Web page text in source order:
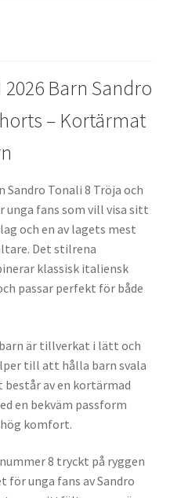
Barn Sandro
– Kortärmat
Tonali 8 Tröja och
fans som vill visa sitt
och en av lagets mest
Det stilrena
klassisk italiensk
passar perfekt för både
är tillverkat i lätt och
till att hålla barn svala
består av en kortärmad
en bekväm passform
komfort.
8 tryckt på ryggen
unga fans av Sandro